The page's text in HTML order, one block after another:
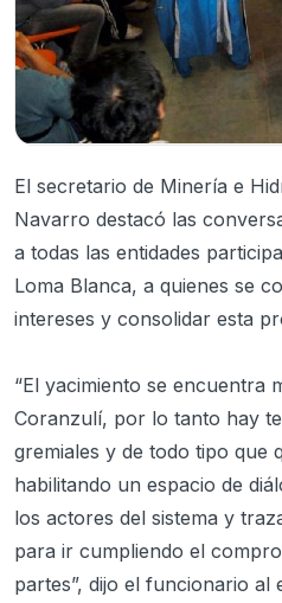
El secretario de Minería e
Navarro destacó las
a todas las entidades
Loma Blanca, a quienes se
intereses y consolidar esta
“El yacimiento se encuentra
Coranzulí, por lo tanto hay
gremiales y de todo tipo que
habilitando un espacio de
los actores del sistema y
para ir cumpliendo el
partes”, dijo el funcionario